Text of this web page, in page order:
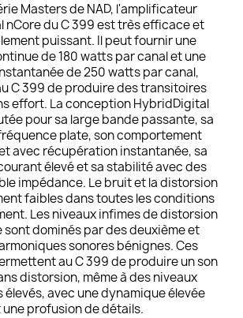
Mastersde NAD, l'amplificateur
nCore du C 399 est très efficace et
puissant. Il peut fournir une
de 180 watts par canal et une
de 250 watts par canal,
C 399 de produire des transitoires
effort. La conception HybridDigital
pour sa large bande passante, sa
plate, son comportement
avec récupération instantanée, sa
élevé et sa stabilité avec des
impédance. Le bruit et la distorsion
faibles dans toutes les conditions
Les niveaux infimes de distorsion
sont dominés par des deuxième et
sonores bénignes. Ces
au C 399 de produire un son
distorsion, même à des niveaux
avec une dynamique élevée
une profusion de détails.